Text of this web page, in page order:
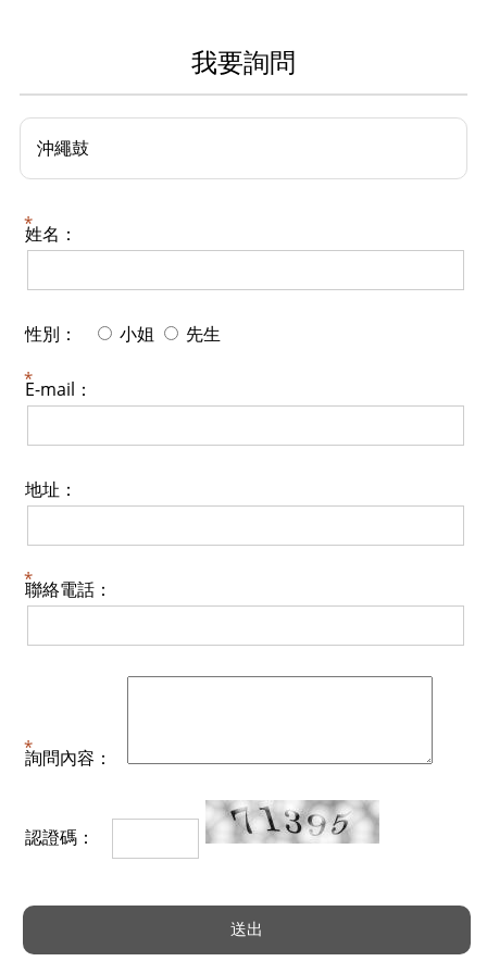
我要詢問
沖繩鼓
姓名：
性別： 小姐 先生
E-mail：
地址：
聯絡電話：
詢問內容：
認證碼：